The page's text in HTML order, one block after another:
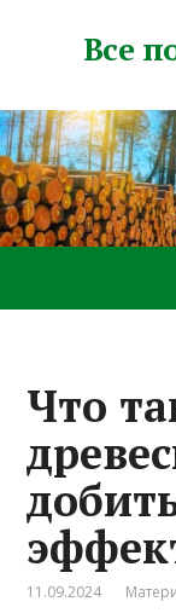
Все
Что
11.09.2024